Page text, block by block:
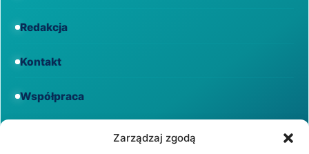
Zarządzaj zgodą
Redakcja
Kontakt
Współpraca